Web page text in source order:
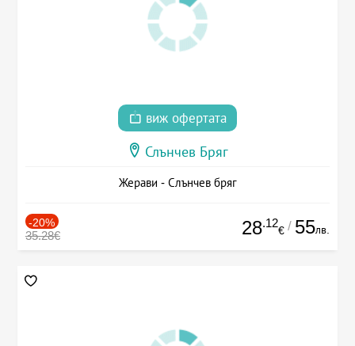
виж офертата
Слънчев Бряг
Жерави - Слънчев бряг
-20%
35.28€ 28.12
€ / 55лв.